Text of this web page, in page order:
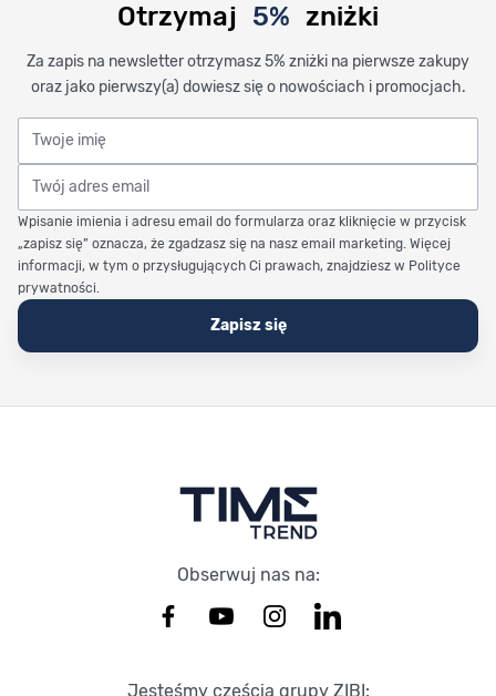
Otrzymaj 5% zniżki
Za zapis na newsletter otrzymasz 5% zniżki na pierwsze zakupy
oraz jako pierwszy(a) dowiesz się o nowościach i promocjach.
Twoje imię
Twój adres email
Wpisanie imienia i adresu email do formularza oraz kliknięcie w przycisk
„zapisz się” oznacza, że zgadzasz się na nasz email marketing. Więcej
informacji, w tym o przysługujących Ci prawach, znajdziesz w Polityce
prywatności.
Zapisz się
Obserwuj nas na:
Jesteśmy częścią grupy ZIBI: